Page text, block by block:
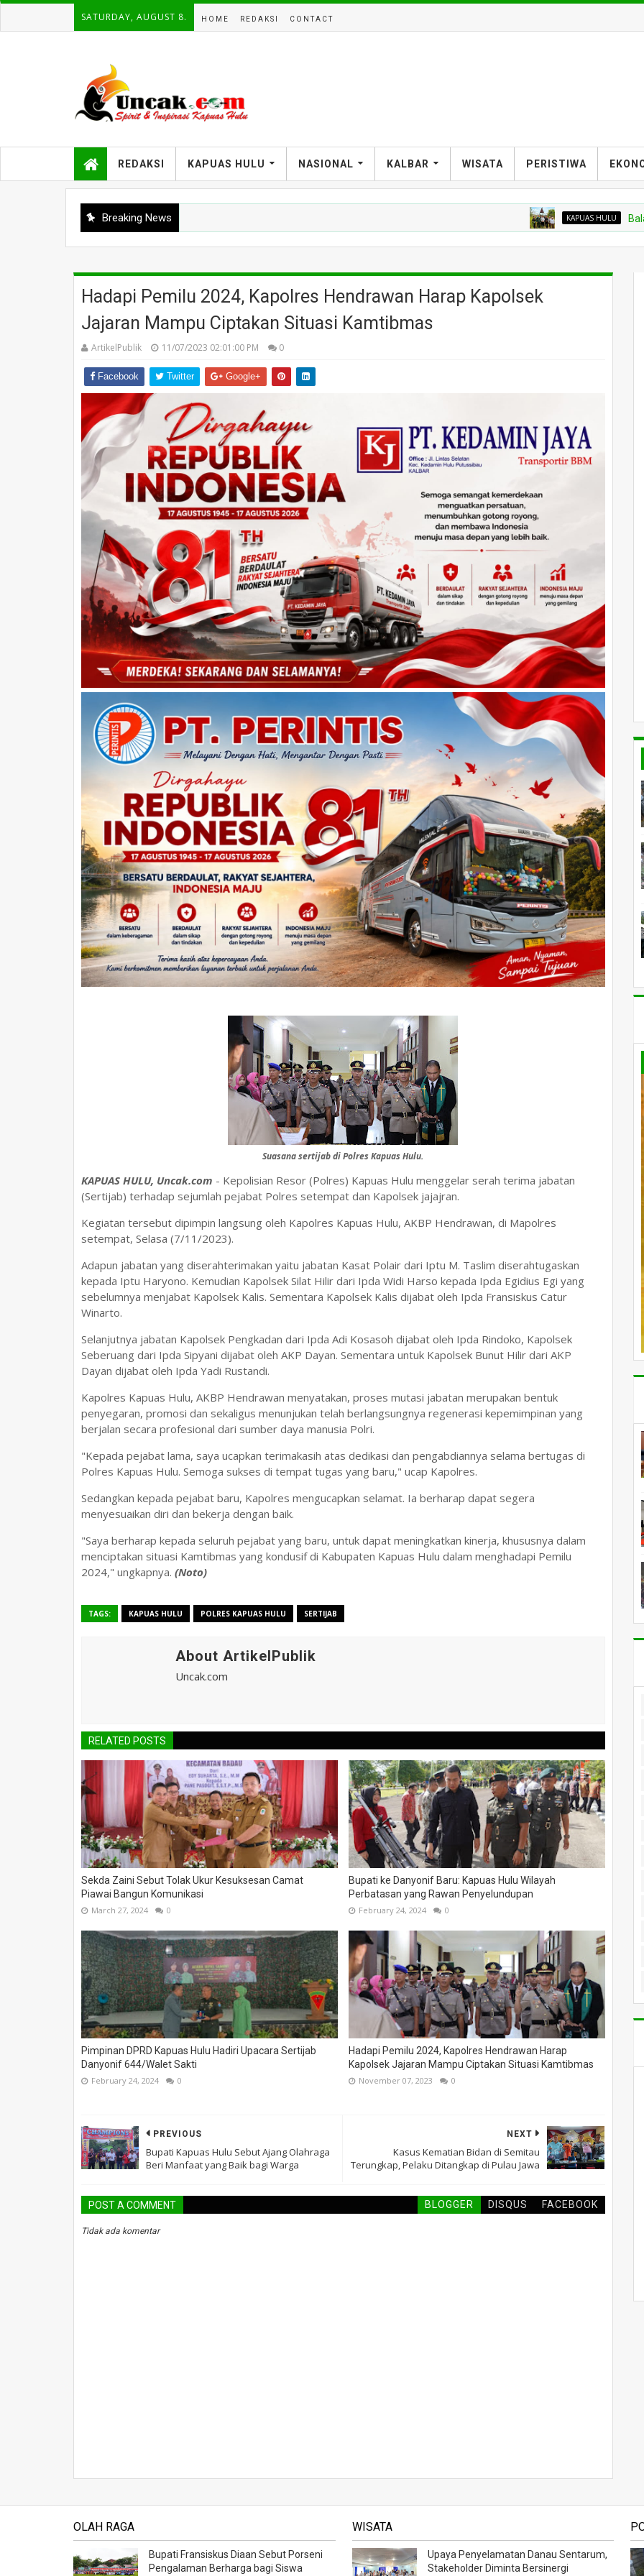
SATURDAY, AUGUST 8. HOME REDAKSI CONTACT
REDAKSI KAPUAS HULU NASIONAL KALBAR WISATA PERISTIWA
Breaking News KAPUAS HULU Balai
Hadapi Pemilu 2024, Kapolres Hendrawan Harap Kapolsek
Jajaran Mampu Ciptakan Situasi Kamtibmas
ArtikelPublik 11/07/2023 02:01:00 PM 0
Facebook Twitter Google+
Suasana sertijab di Polres Kapuas Hulu.
KAPUAS HULU, Uncak.com - Kepolisian Resor (Polres) Kapuas Hulu menggelar serah terima jabatan
(Sertijab) terhadap sejumlah pejabat Polres setempat dan Kapolsek jajajran.
Kegiatan tersebut dipimpin langsung oleh Kapolres Kapuas Hulu, AKBP Hendrawan, di Mapolres
setempat, Selasa (7/11/2023).
Adapun jabatan yang diserahterimakan yaitu jabatan Kasat Polair dari Iptu M. Taslim diserahtugaskan
kepada Iptu Haryono. Kemudian Kapolsek Silat Hilir dari Ipda Widi Harso kepada Ipda Egidius Egi yang
sebelumnya menjabat Kapolsek Kalis. Sementara Kapolsek Kalis dijabat oleh Ipda Fransiskus Catur
Winarto.
Selanjutnya jabatan Kapolsek Pengkadan dari Ipda Adi Kosasoh dijabat oleh Ipda Rindoko, Kapolsek
Seberuang dari Ipda Sipyani dijabat oleh AKP Dayan. Sementara untuk Kapolsek Bunut Hilir dari AKP
Dayan dijabat oleh Ipda Yadi Rustandi.
Kapolres Kapuas Hulu, AKBP Hendrawan menyatakan, proses mutasi jabatan merupakan bentuk
penyegaran, promosi dan sekaligus menunjukan telah berlangsungnya regenerasi kepemimpinan yang
berjalan secara profesional dari sumber daya manusia Polri.
"Kepada pejabat lama, saya ucapkan terimakasih atas dedikasi dan pengabdiannya selama bertugas di
Polres Kapuas Hulu. Semoga sukses di tempat tugas yang baru," ucap Kapolres.
Sedangkan kepada pejabat baru, Kapolres mengucapkan selamat. Ia berharap dapat segera
menyesuaikan diri dan bekerja dengan baik.
"Saya berharap kepada seluruh pejabat yang baru, untuk dapat meningkatkan kinerja, khususnya dalam
menciptakan situasi Kamtibmas yang kondusif di Kabupaten Kapuas Hulu dalam menghadapi Pemilu
2024," ungkapnya. (Noto)
TAGS: KAPUAS HULU POLRES KAPUAS HULU SERTIJAB
About ArtikelPublik
Uncak.com
RELATED POSTS
Sekda Zaini Sebut Tolak Ukur Kesuksesan Camat
Piawai Bangun Komunikasi
March 27, 2024 0
Bupati ke Danyonif Baru: Kapuas Hulu Wilayah
Perbatasan yang Rawan Penyelundupan
February 24, 2024 0
Pimpinan DPRD Kapuas Hulu Hadiri Upacara Sertijab
Danyonif 644/Walet Sakti
February 24, 2024 0
Hadapi Pemilu 2024, Kapolres Hendrawan Harap
Kapolsek Jajaran Mampu Ciptakan Situasi Kamtibmas
November 07, 2023 0
NEXT
Kasus Kematian Bidan di Semitau
Terungkap, Pelaku Ditangkap di Pulau Jawa
PREVIOUS
Bupati Kapuas Hulu Sebut Ajang Olahraga
Beri Manfaat yang Baik bagi Warga
POST A COMMENT BLOGGER DISQUS FACEBOOK
Tidak ada komentar
OLAH RAGA
Bupati Fransiskus Diaan Sebut Porseni
Pengalaman Berharga bagi Siswa
WISATA
Upaya Penyelamatan Danau Sentarum,
Stakeholder Diminta Bersinergi